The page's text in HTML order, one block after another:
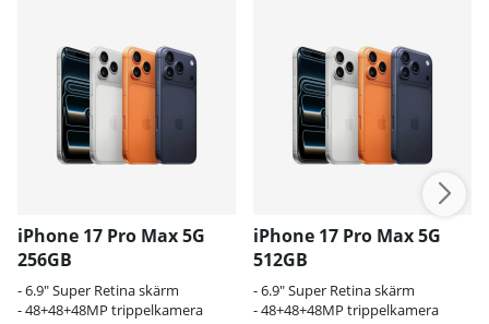
iPhone 17 Pro Max 5G
256GB
- 6.9" Super Retina skärm
- 48+48+48MP trippelkamera
iPhone 17 Pro Max 5G
512GB
- 6.9" Super Retina skärm
- 48+48+48MP trippelkamera